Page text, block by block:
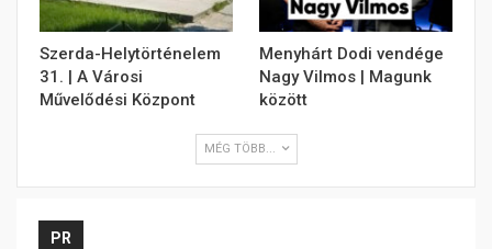
Szerda-Helytörténelem
31. | A Városi
Művelődési Központ
Menyhárt Dodi vendége
Nagy Vilmos | Magunk
között
MÉG TÖBB...
PR